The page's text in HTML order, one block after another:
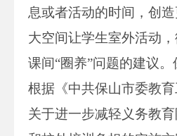
息或者活动的时间，创
大空间让学生室外活动
课间“圈养”问题的建议
根据《中共保山市委教
关于进一步减轻义务教